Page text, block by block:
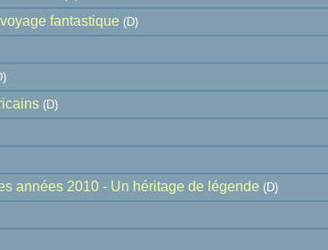
fantastique (D)
(D)
années 2010 - Un héritage de légende (D)